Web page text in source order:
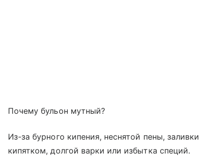
Почему бульон мутный?
Из-за бурного кипения, неснятой пены, заливки
кипятком, долгой варки или избытка специй.